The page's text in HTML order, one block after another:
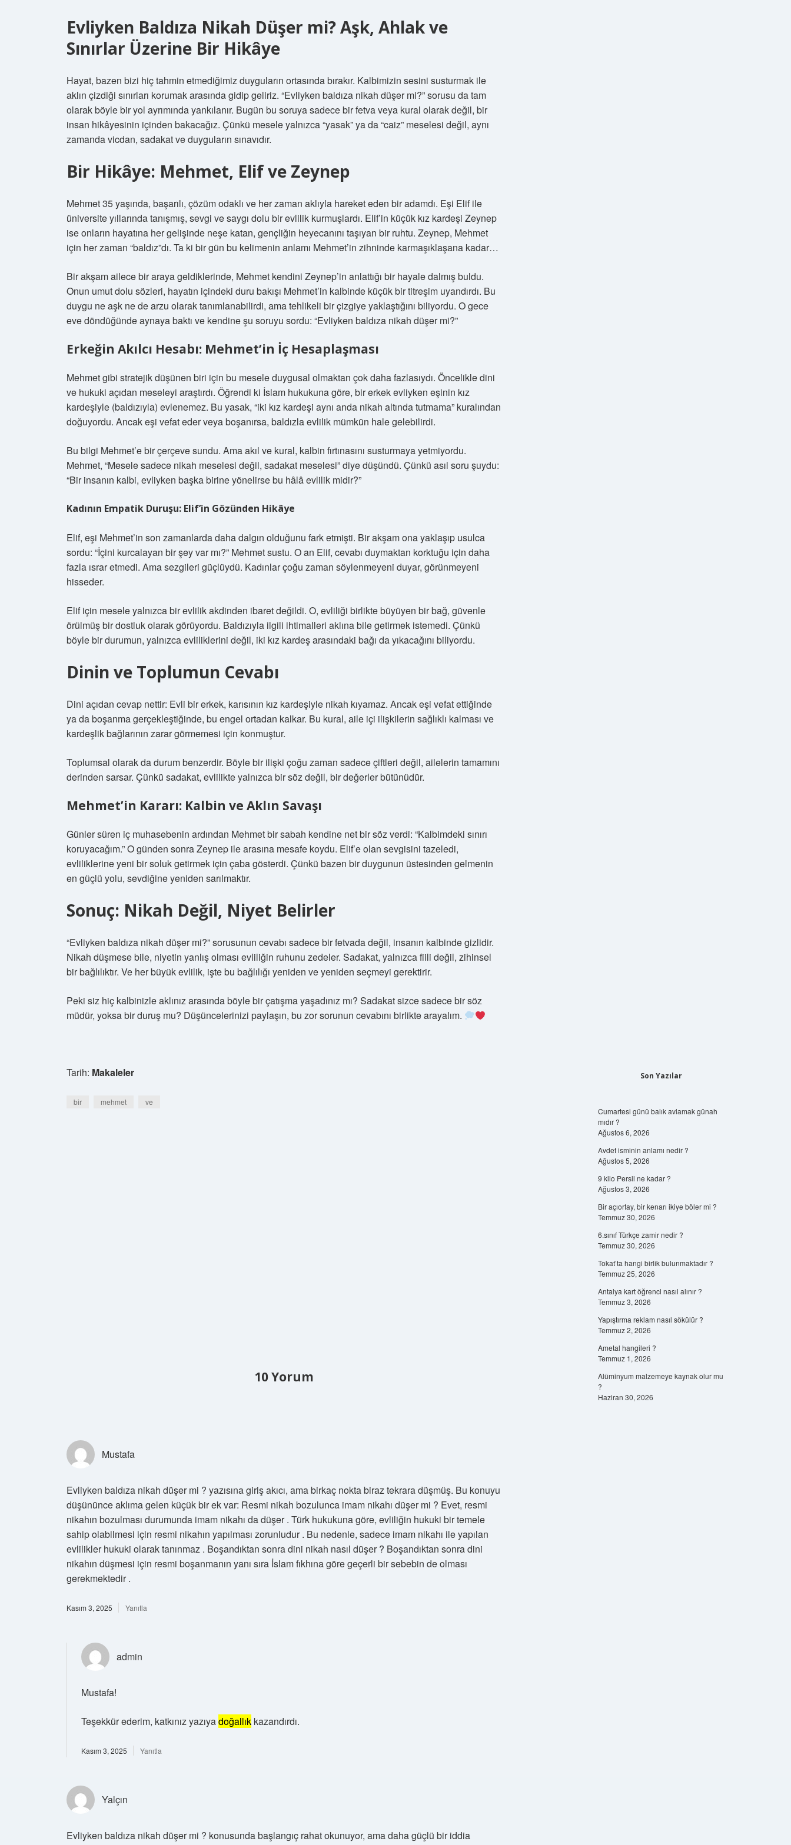
Evliyken Baldıza Nikah Düşer mi? Aşk, Ahlak ve
Sınırlar Üzerine Bir Hikâye
Hayat, bazen bizi hiç tahmin etmediğimiz duyguların ortasında bırakır. Kalbimizin sesini susturmak ile
aklın çizdiği sınırları korumak arasında gidip geliriz. “Evliyken baldıza nikah düşer mi?” sorusu da tam
olarak böyle bir yol ayrımında yankılanır. Bugün bu soruya sadece bir fetva veya kural olarak değil, bir
insan hikâyesinin içinden bakacağız. Çünkü mesele yalnızca “yasak” ya da “caiz” meselesi değil, aynı
zamanda vicdan, sadakat ve duyguların sınavıdır.
Bir Hikâye: Mehmet, Elif ve Zeynep
Mehmet 35 yaşında, başarılı, çözüm odaklı ve her zaman aklıyla hareket eden bir adamdı. Eşi Elif ile
üniversite yıllarında tanışmış, sevgi ve saygı dolu bir evlilik kurmuşlardı. Elif’in küçük kız kardeşi Zeynep
ise onların hayatına her gelişinde neşe katan, gençliğin heyecanını taşıyan bir ruhtu. Zeynep, Mehmet
için her zaman “baldız”dı. Ta ki bir gün bu kelimenin anlamı Mehmet’in zihninde karmaşıklaşana kadar…
Bir akşam ailece bir araya geldiklerinde, Mehmet kendini Zeynep’in anlattığı bir hayale dalmış buldu.
Onun umut dolu sözleri, hayatın içindeki duru bakışı Mehmet’in kalbinde küçük bir titreşim uyandırdı. Bu
duygu ne aşk ne de arzu olarak tanımlanabilirdi, ama tehlikeli bir çizgiye yaklaştığını biliyordu. O gece
eve döndüğünde aynaya baktı ve kendine şu soruyu sordu: “Evliyken baldıza nikah düşer mi?”
Erkeğin Akılcı Hesabı: Mehmet’in İç Hesaplaşması
Mehmet gibi stratejik düşünen biri için bu mesele duygusal olmaktan çok daha fazlasıydı. Öncelikle dini
ve hukuki açıdan meseleyi araştırdı. Öğrendi ki İslam hukukuna göre, bir erkek evliyken eşinin kız
kardeşiyle (baldızıyla) evlenemez. Bu yasak, “iki kız kardeşi aynı anda nikah altında tutmama” kuralından
doğuyordu. Ancak eşi vefat eder veya boşanırsa, baldızla evlilik mümkün hale gelebilirdi.
Bu bilgi Mehmet’e bir çerçeve sundu. Ama akıl ve kural, kalbin fırtınasını susturmaya yetmiyordu.
Mehmet, “Mesele sadece nikah meselesi değil, sadakat meselesi” diye düşündü. Çünkü asıl soru şuydu:
“Bir insanın kalbi, evliyken başka birine yönelirse bu hâlâ evlilik midir?”
Kadının Empatik Duruşu: Elif’in Gözünden Hikâye
Elif, eşi Mehmet’in son zamanlarda daha dalgın olduğunu fark etmişti. Bir akşam ona yaklaşıp usulca
sordu: “İçini kurcalayan bir şey var mı?” Mehmet sustu. O an Elif, cevabı duymaktan korktuğu için daha
fazla ısrar etmedi. Ama sezgileri güçlüydü. Kadınlar çoğu zaman söylenmeyeni duyar, görünmeyeni
hisseder.
Elif için mesele yalnızca bir evlilik akdinden ibaret değildi. O, evliliği birlikte büyüyen bir bağ, güvenle
örülmüş bir dostluk olarak görüyordu. Baldızıyla ilgili ihtimalleri aklına bile getirmek istemedi. Çünkü
böyle bir durumun, yalnızca evliliklerini değil, iki kız kardeş arasındaki bağı da yıkacağını biliyordu.
Dinin ve Toplumun Cevabı
Dini açıdan cevap nettir: Evli bir erkek, karısının kız kardeşiyle nikah kıyamaz. Ancak eşi vefat ettiğinde
ya da boşanma gerçekleştiğinde, bu engel ortadan kalkar. Bu kural, aile içi ilişkilerin sağlıklı kalması ve
kardeşlik bağlarının zarar görmemesi için konmuştur.
Toplumsal olarak da durum benzerdir. Böyle bir ilişki çoğu zaman sadece çiftleri değil, ailelerin tamamını
derinden sarsar. Çünkü sadakat, evlilikte yalnızca bir söz değil, bir değerler bütünüdür.
Mehmet’in Kararı: Kalbin ve Aklın Savaşı
Günler süren iç muhasebenin ardından Mehmet bir sabah kendine net bir söz verdi: “Kalbimdeki sınırı
koruyacağım.” O günden sonra Zeynep ile arasına mesafe koydu. Elif’e olan sevgisini tazeledi,
evliliklerine yeni bir soluk getirmek için çaba gösterdi. Çünkü bazen bir duygunun üstesinden gelmenin
en güçlü yolu, sevdiğine yeniden sarılmaktır.
Sonuç: Nikah Değil, Niyet Belirler
“Evliyken baldıza nikah düşer mi?” sorusunun cevabı sadece bir fetvada değil, insanın kalbinde gizlidir.
Nikah düşmese bile, niyetin yanlış olması evliliğin ruhunu zedeler. Sadakat, yalnızca fiili değil, zihinsel
bir bağlılıktır. Ve her büyük evlilik, işte bu bağlılığı yeniden ve yeniden seçmeyi gerektirir.
Peki siz hiç kalbinizle aklınız arasında böyle bir çatışma yaşadınız mı? Sadakat sizce sadece bir söz
müdür, yoksa bir duruş mu? Düşüncelerinizi paylaşın, bu zor sorunun cevabını birlikte arayalım.
Tarih: Makaleler
bir mehmet ve
10 Yorum
Mustafa
Evliyken baldıza nikah düşer mi ? yazısına giriş akıcı, ama birkaç nokta biraz tekrara düşmüş. Bu konuyu
düşününce aklıma gelen küçük bir ek var: Resmi nikah bozulunca imam nikahı düşer mi ? Evet, resmi
nikahın bozulması durumunda imam nikahı da düşer . Türk hukukuna göre, evliliğin hukuki bir temele
sahip olabilmesi için resmi nikahın yapılması zorunludur . Bu nedenle, sadece imam nikahı ile yapılan
evlilikler hukuki olarak tanınmaz . Boşandıktan sonra dini nikah nasıl düşer ? Boşandıktan sonra dini
nikahın düşmesi için resmi boşanmanın yanı sıra İslam fıkhına göre geçerli bir sebebin de olması
gerekmektedir .
Kasım 3, 2025 Yanıtla
admin
Mustafa!
Teşekkür ederim, katkınız yazıyadoğallık kazandırdı.
Kasım 3, 2025 Yanıtla
Yalçın
Evliyken baldıza nikah düşer mi ? konusunda başlangıç rahat okunuyor, ama daha güçlü bir iddia
Son Yazılar
Cumartesi günü balık avlamak günah
mıdır ?
Ağustos 6, 2026
Avdet isminin anlamı nedir ?
Ağustos 5, 2026
9 kilo Persil ne kadar ?
Ağustos 3, 2026
Bir açıortay, bir kenarı ikiye böler mi ?
Temmuz 30, 2026
6.sınıf Türkçe zamir nedir ?
Temmuz 30, 2026
Tokat’ta hangi birlik bulunmaktadır ?
Temmuz 25, 2026
Antalya kart öğrenci nasıl alınır ?
Temmuz 3, 2026
Yapıştırma reklam nasıl sökülür ?
Temmuz 2, 2026
Ametal hangileri ?
Temmuz 1, 2026
Alüminyum malzemeye kaynak olur mu
?
Haziran 30, 2026